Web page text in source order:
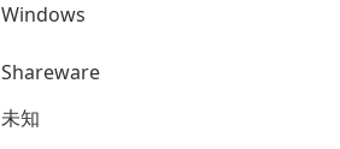
Windows
Shareware
未知